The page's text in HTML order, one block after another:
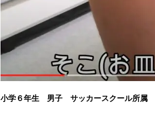
小学６年生 男子 サッカースクール所属